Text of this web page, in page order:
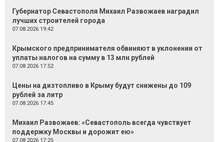
Губернатор Севастополя Михаил Развожаев наградил
лучших строителей города
07.08.2026 19:42
Крымского предпринимателя обвиняют в уклонении от
уплаты налогов на сумму в 13 млн рублей
07.08.2026 17:52
Цены на дизтопливо в Крыму будут снижены до 109
рублей за литр
07.08.2026 17:45
Михаил Развожаев: «Севастополь всегда чувствует
поддержку Москвы и дорожит ею»
07.08.2026 17:25